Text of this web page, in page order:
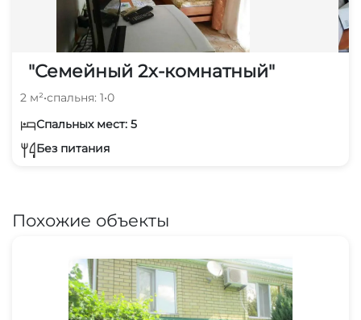
"Семейный 2х-комнатный"
2 м²•спальня: 1•0
Спальных мест: 5
Без питания
Похожие объекты